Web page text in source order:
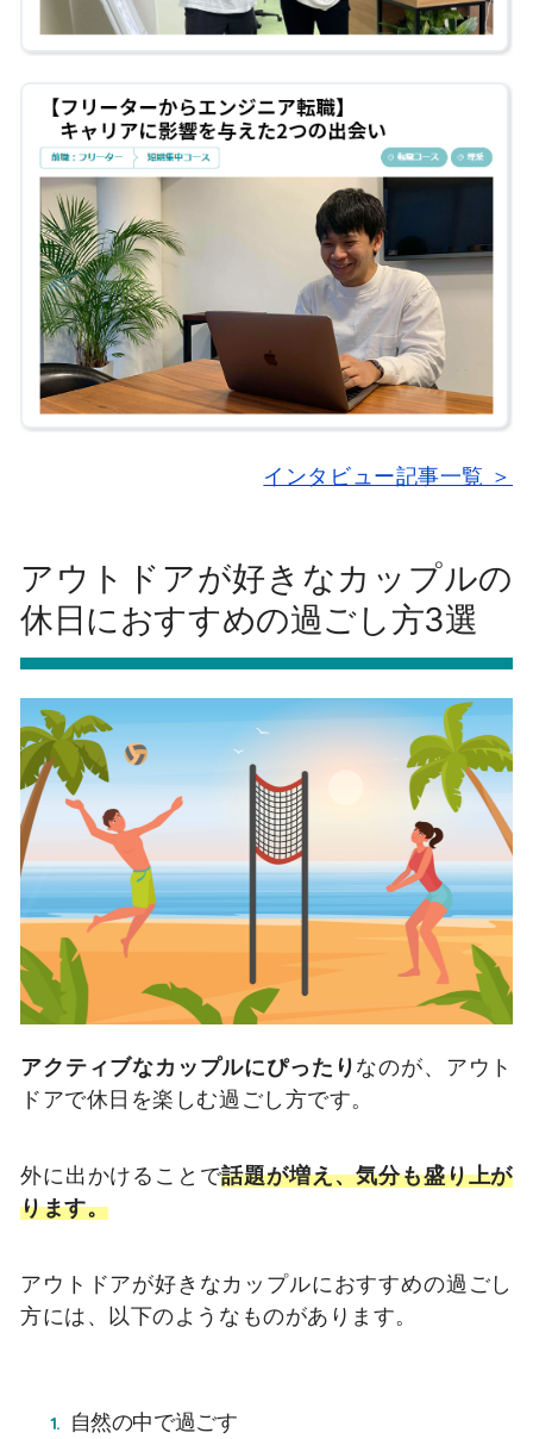
インタビュー記事一覧 ＞
アウトドアが好きなカップルの
休日におすすめの過ごし方3選
アクティブなカップルにぴったりなのが、アウト
ドアで休日を楽しむ過ごし方です。
外に出かけることで話題が増え、気分も盛り上が
ります。
アウトドアが好きなカップルにおすすめの過ごし
方には、以下のようなものがあります。
自然の中で過ごす